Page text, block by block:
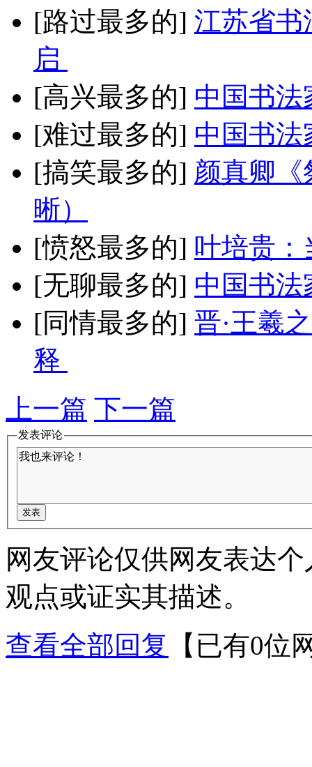
[路过最多的] 江苏省书
启
[高兴最多的] 中国书法
[难过最多的] 中国书法
[搞笑最多的] 颜真卿《
晰）
[愤怒最多的] 叶培贵：
[无聊最多的] 中国书法
[同情最多的] 晋·王羲
释
上一篇 下一篇
发表评论
网友评论仅供网友表达
观点或证实其描述。
查看全部回复
【已有0位